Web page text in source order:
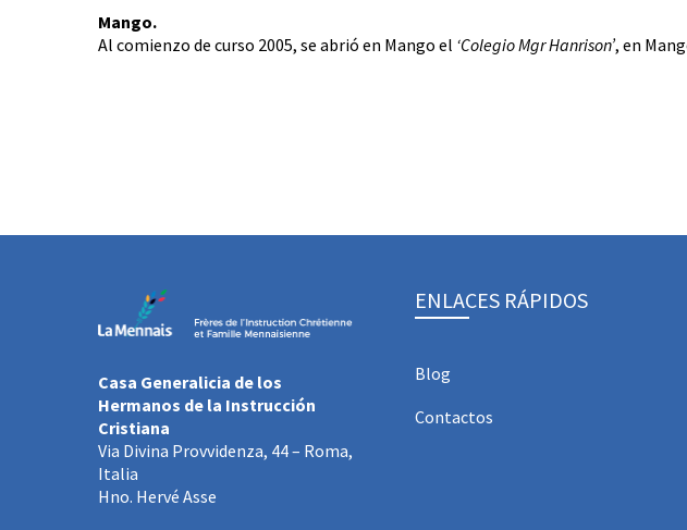
Mango.
Al comienzo de curso 2005, se abrió en Mango el ‘Colegio Mgr Hanrison’, en
Casa Generalicia de los
Hermanos de la Instrucción
Cristiana
Via Divina Provvidenza, 44 – Roma,
Italia
Hno. Hervé Asse
ENLACES RÁPIDOS
Blog
Contactos